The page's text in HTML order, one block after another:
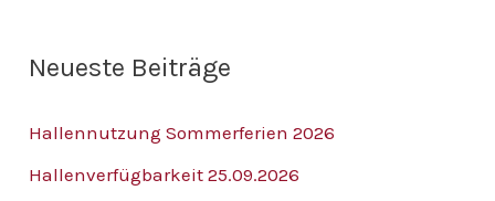
e
a
Neueste Beiträge
Hallennutzung Sommerferien 2026
Hallenverfügbarkeit 25.09.2026